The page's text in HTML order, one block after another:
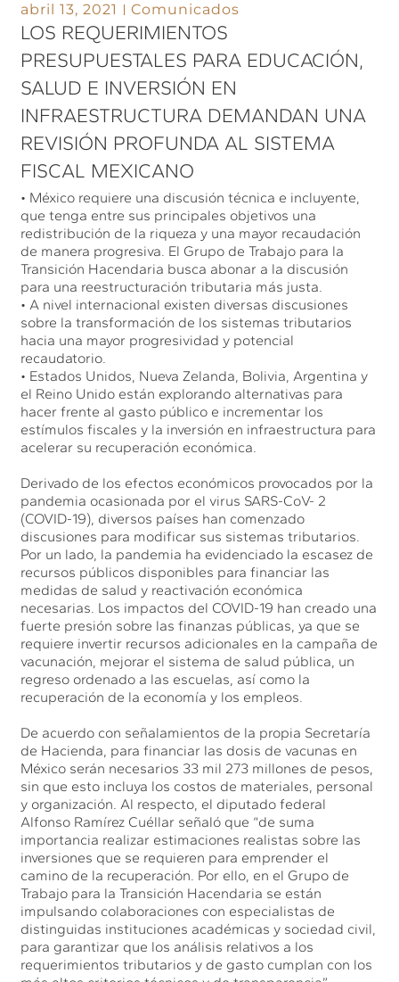
abril 13, 2021 Comunicados
LOS REQUERIMIENTOS
PRESUPUESTALES PARA EDUCACIÓN,
SALUD E INVERSIÓN EN
INFRAESTRUCTURA DEMANDAN UNA
REVISIÓN PROFUNDA AL SISTEMA
FISCAL MEXICANO
• México requiere una discusión técnica e incluyente,
que tenga entre sus principales objetivos una
redistribución de la riqueza y una mayor recaudación
de manera progresiva. El Grupo de Trabajo para la
Transición Hacendaria busca abonar a la discusión
para una reestructuración tributaria más justa.
• A nivel internacional existen diversas discusiones
sobre la transformación de los sistemas tributarios
hacia una mayor progresividad y potencial
recaudatorio.
• Estados Unidos, Nueva Zelanda, Bolivia, Argentina y
el Reino Unido están explorando alternativas para
hacer frente al gasto público e incrementar los
estímulos fiscales y la inversión en infraestructura para
acelerar su recuperación económica.
Derivado de los efectos económicos provocados por la
pandemia ocasionada por el virus SARS-CoV- 2
(COVID-19), diversos países han comenzado
discusiones para modificar sus sistemas tributarios.
Por un lado, la pandemia ha evidenciado la escasez de
recursos públicos disponibles para financiar las
medidas de salud y reactivación económica
necesarias. Los impactos del COVID-19 han creado una
fuerte presión sobre las finanzas públicas, ya que se
requiere invertir recursos adicionales en la campaña de
vacunación, mejorar el sistema de salud pública, un
regreso ordenado a las escuelas, así como la
recuperación de la economía y los empleos.
De acuerdo con señalamientos de la propia Secretaría
de Hacienda, para financiar las dosis de vacunas en
México serán necesarios 33 mil 273 millones de pesos,
sin que esto incluya los costos de materiales, personal
y organización. Al respecto, el diputado federal
Alfonso Ramírez Cuéllar señaló que “de suma
importancia realizar estimaciones realistas sobre las
inversiones que se requieren para emprender el
camino de la recuperación. Por ello, en el Grupo de
Trabajo para la Transición Hacendaria se están
impulsando colaboraciones con especialistas de
distinguidas instituciones académicas y sociedad civil,
para garantizar que los análisis relativos a los
requerimientos tributarios y de gasto cumplan con los